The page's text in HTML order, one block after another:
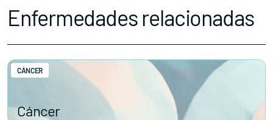
Enfermedades relacionadas
Cáncer
CÁNCER